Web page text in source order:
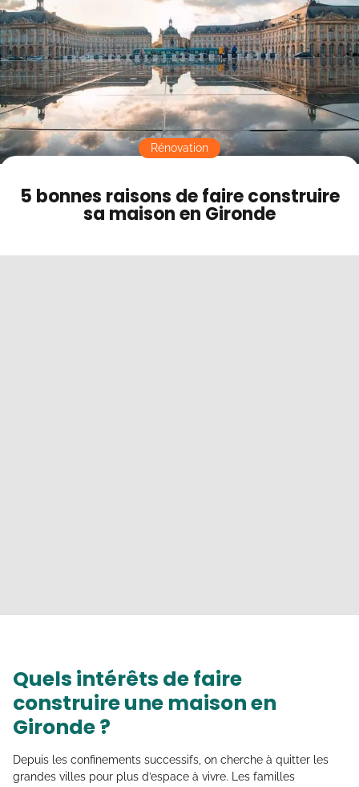
Contact
Mode sombre
5 bonnes raisons de faire construire
sa maison en Gironde
Rénovation
Quels intérêts de faire
construire une maison en
Gironde ?
Depuis les confinements successifs, on cherche à quitter les
grandes villes pour plus d’espace à vivre. Les familles